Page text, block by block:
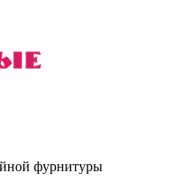
фурнитуры